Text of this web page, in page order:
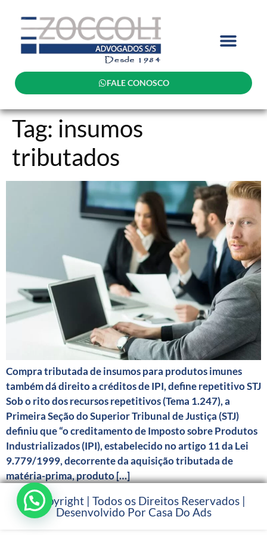
FALE CONOSCO
Tag: insumos
tributados
Compra tributada de insumos para produtos imunes
também dá direito a créditos de IPI, define repetitivo STJ
​Sob o rito dos recursos repetitivos (Tema 1.247), a
Primeira Seção do Superior Tribunal de Justiça (STJ)
definiu que “o creditamento de Imposto sobre Produtos
Industrializados (IPI), estabelecido no artigo 11 da Lei
9.779/1999, decorrente da aquisição tributada de
matéria-prima, produto […]
© Copyright | Todos os Direitos Reservados |
Desenvolvido Por Casa Do Ads